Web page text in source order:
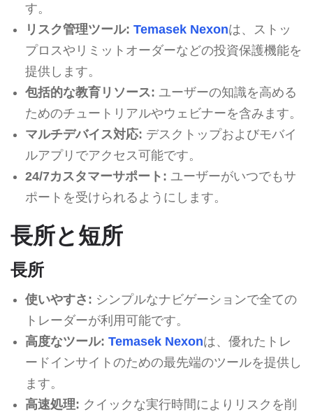
す。
リスク管理ツール: Temasek Nexonは、ストッ
プロスやリミットオーダーなどの投資保護機能を
提供します。
包括的な教育リソース: ユーザーの知識を高める
ためのチュートリアルやウェビナーを含みます。
マルチデバイス対応: デスクトップおよびモバイ
ルアプリでアクセス可能です。
24/7カスタマーサポート: ユーザーがいつでもサ
ポートを受けられるようにします。
長所と短所
長所
使いやすさ: シンプルなナビゲーションで全ての
トレーダーが利用可能です。
高度なツール: Temasek Nexonは、優れたトレ
ードインサイトのための最先端のツールを提供し
ます。
高速処理: クイックな実行時間によりリスクを削